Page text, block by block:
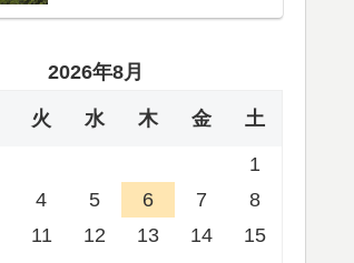
2026年8月
火 水 木 金 土
1
4 5 6 7
8
11 12 13 14
15